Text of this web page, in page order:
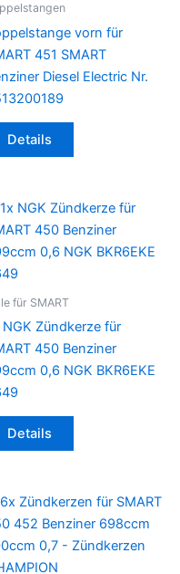
vorn für
451 SMART
Diesel Electric Nr.
Details
für SMART
NGK Zündkerze für
450 Benziner
0,6 NGK BKR6EKE
Details